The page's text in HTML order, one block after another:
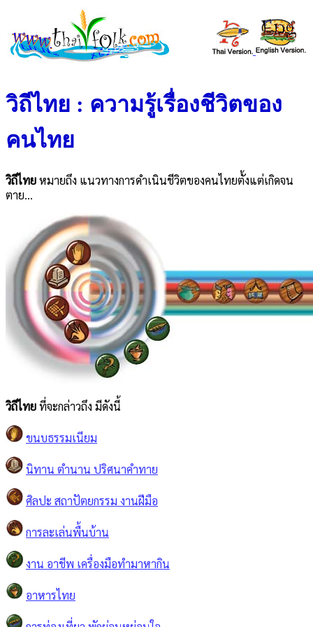
วิถีไทย : ความรู้เรื่องชีวิตของ
คนไทย
วิถีไทยหมายถึง แนวทางการดำเนินชีวิตของคนไทยตั้งแต่เกิดจน
ตาย...
วิถีไทยที่จะกล่าวถึง มีดังนี้
ขนบธรรมเนียม
นิทาน ตำนาน ปริศนาคำทาย
ศิลปะ สถาปัตยกรรม งานฝีมือ
การละเล่นพื้นบ้าน
งาน อาชีพ เครื่องมือทำมาหากิน
อาหารไทย